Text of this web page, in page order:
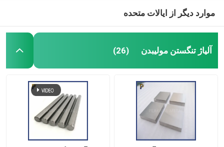
الکترود مولیبدن
محصولات تنگستن
محصولات تانتالوم
محصولات نیوبیوم
موارد دیگر از ایالات متحده
آلیاژ تنگستن مولیبدن (26)